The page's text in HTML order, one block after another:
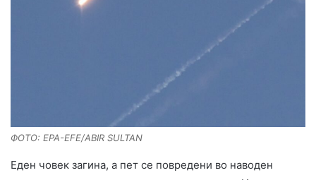
ФОТО: EPA-EFE/ABIR SULTAN
Еден човек загина, а пет се повредени во наводен